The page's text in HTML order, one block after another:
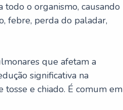
o organismo, causando
febre, perda do paladar,
que afetam a
significativa na
tosse e chiado. É comum em